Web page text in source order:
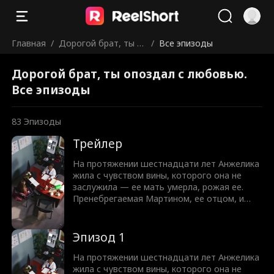
Главная / Дорогой брат, ты о
/ Все эпизоды
Дорогой брат, ты опоздал с любовью.
Все эпизоды
83 Эпизоды
Трейлер
На протяжении шестнадцати лет Анжелика
жила с чувством вины, которого она не
заслужила — ее мать умерла, рожая ее.
Пренебрегаемая Мартином, ее отцом, и
стороны. Но когда к ним в дом переезжает
их кузина Мэдисон, даже Кристофер
оборачивается против Анжелики, мечтая,
чтобы умерла она, а не их мама. И в
Эпизод 1
На протяжении шестнадцати лет Анжелика
жила с чувством вины, которого она не